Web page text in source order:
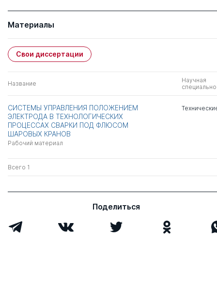
Материалы
Свои диссертации
Название
Научная
СИСТЕМЫ УПРАВЛЕНИЯ ПОЛОЖЕНИЕМ
ЭЛЕКТРОДА В ТЕХНОЛОГИЧЕСКИХ
ПРОЦЕССАХ СВАРКИ ПОД ФЛЮСОМ
ШАРОВЫХ КРАНОВ
Рабочий материал
Всего 1
Поделиться